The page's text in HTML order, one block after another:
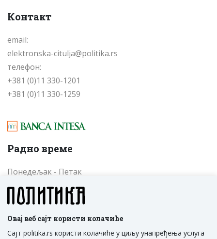
Овај веб сајт користи колачиће
Сајт politika.rs користи колачиће у циљу унапређења услуга
Контакт
email:
elektronska-citulja@politika.rs
телефон:
+381 (0)11 330-1201
+381 (0)11 330-1259
Радно време
Понедељак - Петак
од 09 до 17 часова
Cубота - Недеља